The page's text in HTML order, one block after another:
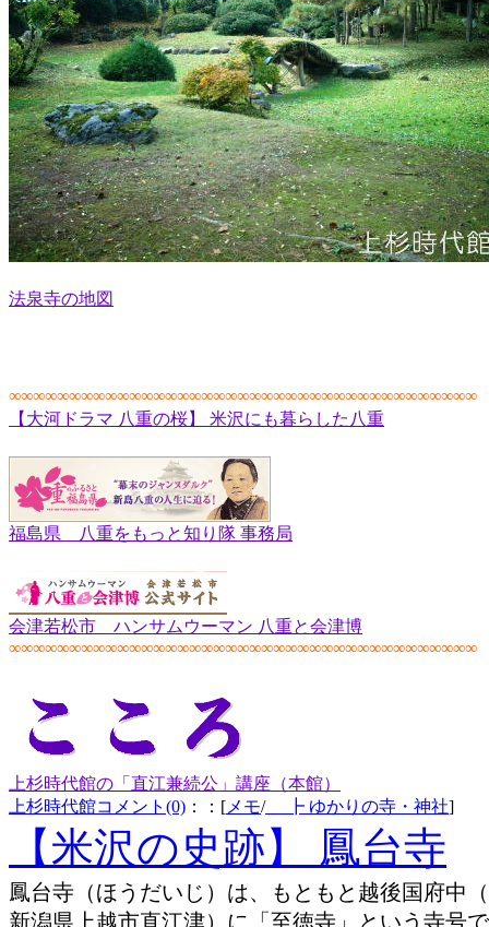
法泉寺の地図
∞∞∞∞∞∞∞∞∞∞∞∞∞∞∞∞∞∞∞∞∞∞∞∞∞∞∞∞∞∞∞∞∞∞∞∞∞∞∞
【大河ドラマ 八重の桜】 米沢にも暮らした八重
福島県 八重をもっと知り隊 事務局
会津若松市 ハンサムウーマン 八重と会津博
∞∞∞∞∞∞∞∞∞∞∞∞∞∞∞∞∞∞∞∞∞∞∞∞∞∞∞∞∞∞∞∞∞∞∞∞∞∞∞
上杉時代館の「直江兼続公」講座（本館）
上杉時代館コメント(0) ：：[メモ/┣ ゆかりの寺・神社]
【米沢の史跡】 鳳台寺
鳳台寺（ほうだいじ）は、もともと越後国府中
新潟県上越市直江津）に「至徳寺」という寺号